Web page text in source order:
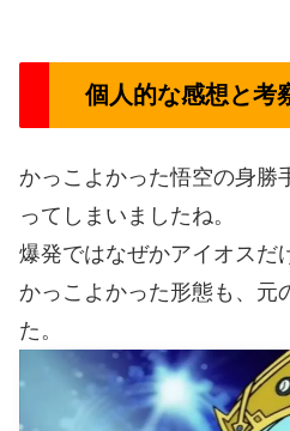
個人的な感想と考
かっこよかった悟空の身勝
ってしまいましたね。
爆発ではなぜかアイオスだ
かっこよかった形態も、元
た。